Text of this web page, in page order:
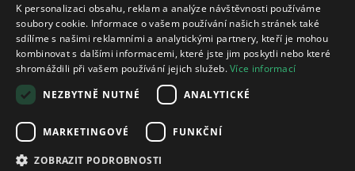
Zřizuje a finančně nás podporuje Město Kravaře
Moravskoslezský kraj poskytuje dotaci na zajištění sociálních
služeb.
Ministerstvo práce
K personalizaci obsahu, reklam a analýze návštěvnosti používáme
soubory cookie. Informace o vašem používání našich stránek také
sdílíme s našimi reklamními a analytickými partnery, kteří je mohou
kombinovat s dalšími informacemi, které jste jim poskytli nebo které
shromáždili při vašem používání jejich služeb.Více informací
NEZBYTNĚ NUTNÉ
ANALYTICKÉ
MARKETINGOVÉ FUNKČNÍ
ZOBRAZIT PODROBNOSTI